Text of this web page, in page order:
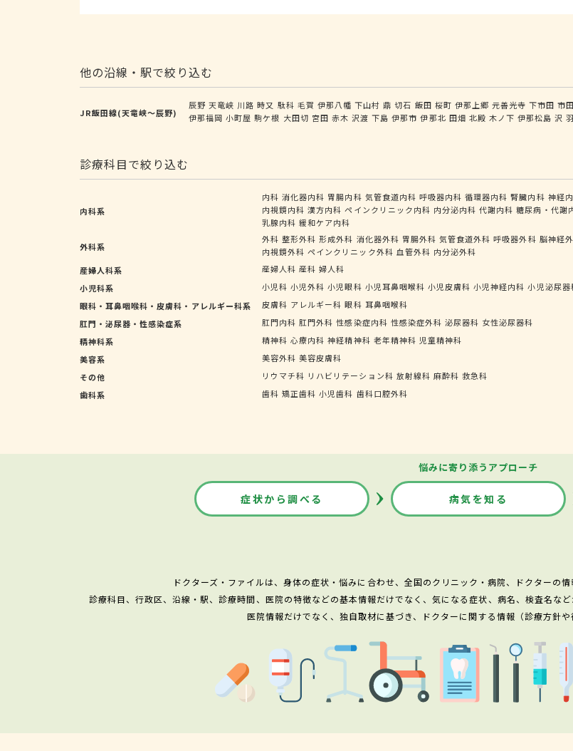
他の沿線・駅で絞り込む
JR飯田線(天竜峡～辰野)
辰野 天竜峡 川路 時又 駄科 毛賀 伊那八幡 下山村 鼎 切石 飯田 桜町 伊那上郷 元善光寺 下市田 市田
伊那福岡 小町屋 駒ケ根 大田切 宮田 赤木 沢渡 下島 伊那市 伊那北 田畑 北殿 木ノ下 伊那松島 沢
診療科目で絞り込む
内科系
内科 消化器内科 胃腸内科 気管食道内科 呼吸器内科 循環器内科 腎臓内科 神経
内視鏡内科 漢方内科 ペインクリニック内科 内分泌内科 代謝内科 糖尿病・代謝
乳腺内科 緩和ケア内科
外科系
外科 整形外科 形成外科 消化器外科 胃腸外科 気管食道外科 呼吸器外科 脳神経
内視鏡外科 ペインクリニック外科 血管外科 内分泌外科
産婦人科系
産婦人科 産科 婦人科
小児科系
小児科 小児外科 小児眼科 小児耳鼻咽喉科 小児皮膚科 小児神経内科 小児泌尿器
眼科・耳鼻咽喉科・皮膚科・アレルギー科系
皮膚科 アレルギー科 眼科 耳鼻咽喉科
肛門・泌尿器・性感染症系
肛門内科 肛門外科 性感染症内科 性感染症外科 泌尿器科 女性泌尿器科
精神科系
精神科 心療内科 神経精神科 老年精神科 児童精神科
美容系
美容外科 美容皮膚科
その他
リウマチ科 リハビリテーション科 放射線科 麻酔科 救急科
歯科系
歯科 矯正歯科 小児歯科 歯科口腔外科
悩みに寄り添うアプローチ
症状から調べる 病気を知る
ドクターズ・ファイルは、身体の症状・悩みに合わせ、全国のクリニック・病院、ドクターの
診療科目、行政区、沿線・駅、診療時間、医院の特徴などの基本情報だけでなく、気になる症状、病名、検査名な
医院情報だけでなく、独自取材に基づき、ドクターに関する情報（診療方針や